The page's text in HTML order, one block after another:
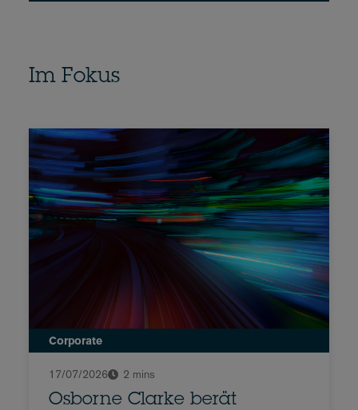
Im Fokus
Corporate
17/07/2026 2 mins
Osborne Clarke berät